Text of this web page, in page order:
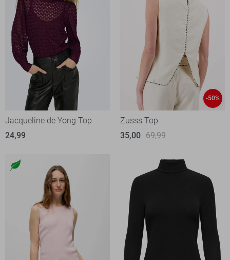
Jacqueline de Yong Top
24,99
-50%
Zusss Top
35,00 69,99